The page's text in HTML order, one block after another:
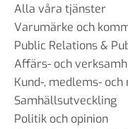
Alla våra tjänster
Varumärke och
Public Relations &
Affärs- och
Kund-, medlems-
Samhällsutveckling
Politik och opinion